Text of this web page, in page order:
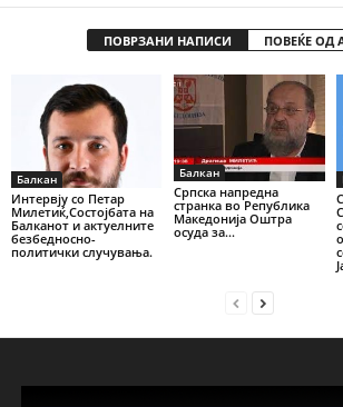
ПОВРЗАНИ НАПИСИ ПОВЕЌЕ ОД
Балкан
Интервју со Петар
Милетиќ,Состојбата на
Балканот и актуелните
безбедносно-
политички случувања.
Балкан
Српска напредна
странка во Република
Македонија Оштра
осуда за...